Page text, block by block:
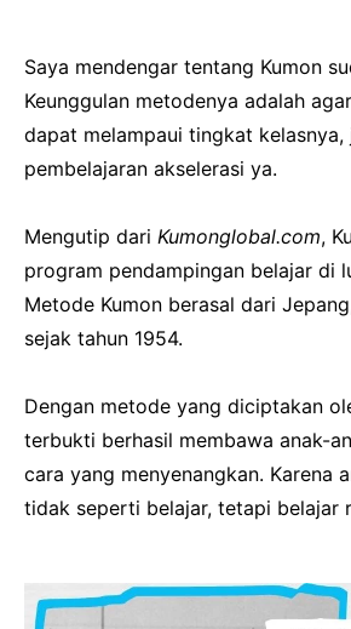
Saya mendengar tentang Kumon
Keunggulan metodenya adalah
dapat melampaui tingkat kelasnya,
pembelajaran akselerasi ya.
Mengutip dari Kumonglobal.com,
program pendampingan belajar di
Metode Kumon berasal dari
sejak tahun 1954.
Dengan metode yang diciptakan
terbukti berhasil membawa anak-
cara yang menyenangkan. Karena
tidak seperti belajar, tetapi belajar